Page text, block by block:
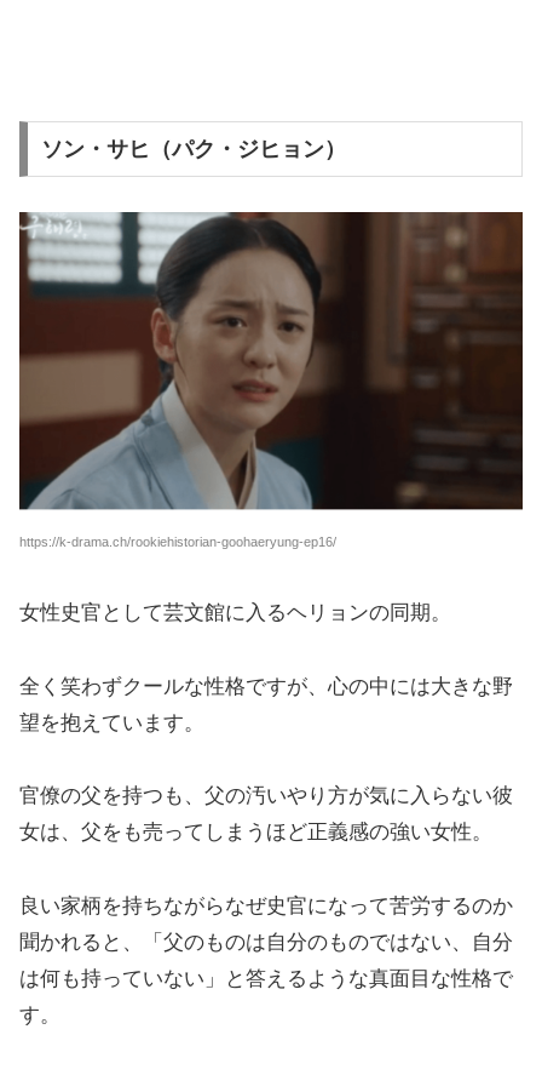
ソン・サヒ（パク・ジヒョン）
https://k-drama.ch/rookiehistorian-goohaeryung-ep16/
女性史官として芸文館に入るヘリョンの同期。
全く笑わずクールな性格ですが、心の中には大きな野
望を抱えています。
官僚の父を持つも、父の汚いやり方が気に入らない彼
女は、父をも売ってしまうほど正義感の強い女性。
良い家柄を持ちながらなぜ史官になって苦労するのか
聞かれると、「父のものは自分のものではない、自分
は何も持っていない」と答えるような真面目な性格で
す。